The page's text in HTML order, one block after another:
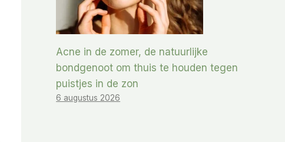
Acne in de zomer, de natuurlijke
bondgenoot om thuis te houden tegen
puistjes in de zon
6 augustus 2026